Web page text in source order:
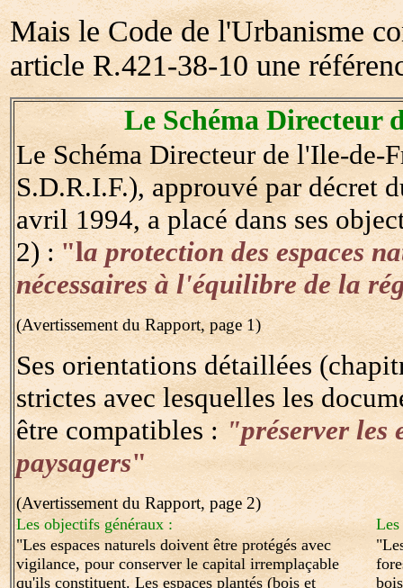
Mais le Code de l'Urbanisme
article R.421-38-10 une
Le Schéma Directeur
Le Schéma Directeur de l'Ile-de-
S.D.R.I.F.), approuvé par décret
avril 1994, a placé dans ses
2) : "la protection des espaces
nécessaires à l'équilibre de la
(Avertissement du Rapport, page 1)
Ses orientations détaillées
strictes avec lesquelles les
être compatibles : "préserver les
paysagers"
(Avertissement du Rapport, page 2)
Les objectifs généraux :
Les
"Les espaces naturels doivent être protégés avec
vigilance, pour conserver le capital irremplaçable
qu'ils constituent. Les espaces plantés (bois et